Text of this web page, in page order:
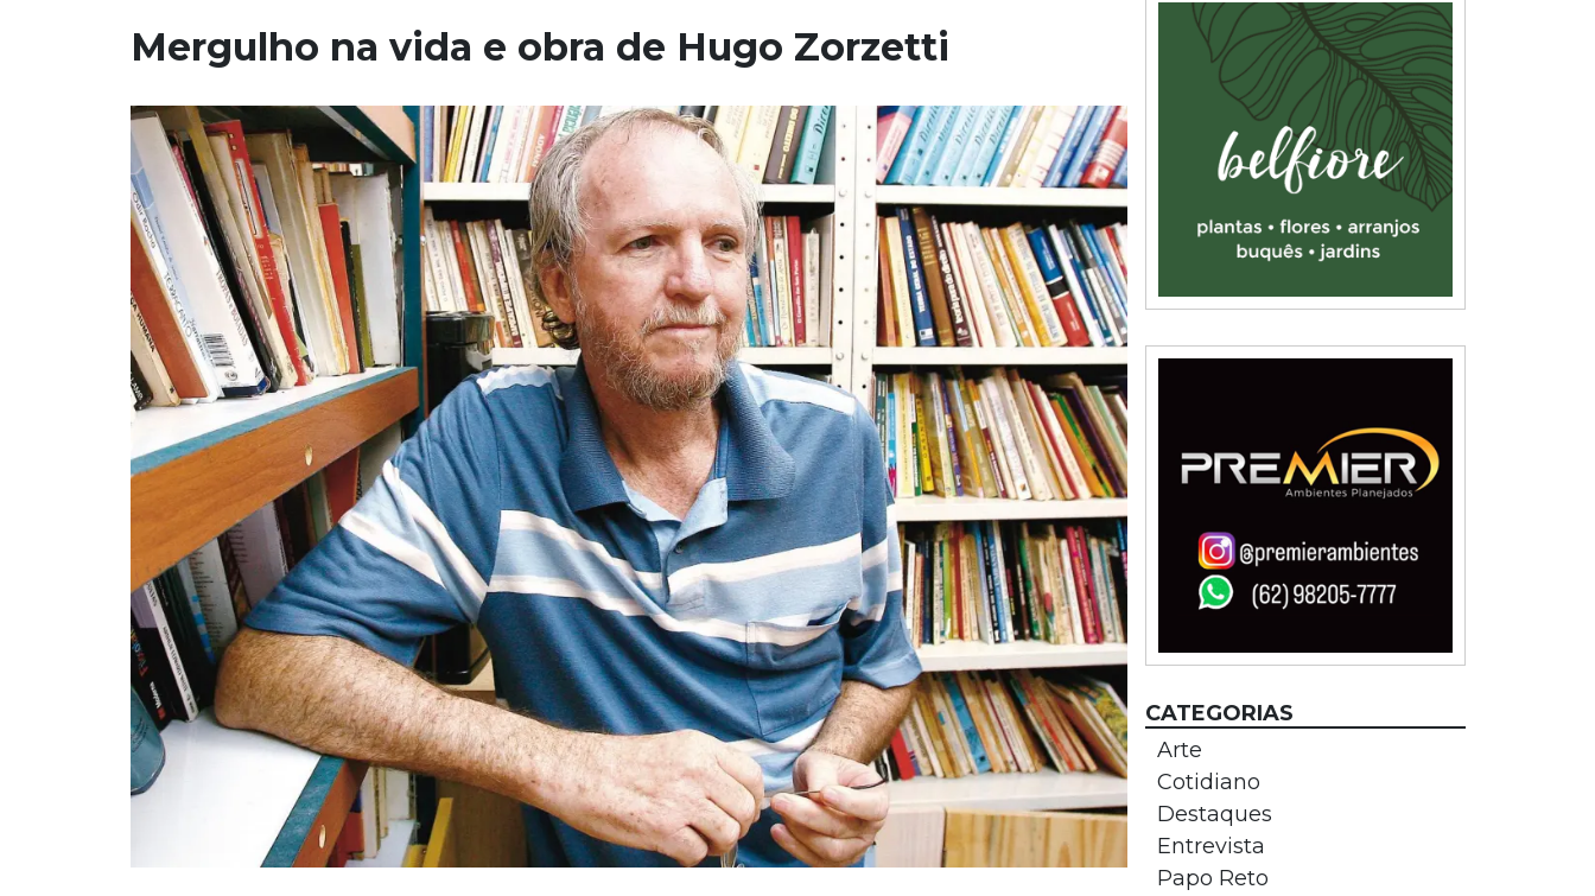
Mergulho na vida e obra de Hugo Zorzetti
CATEGORIAS
Arte
Cotidiano
Destaques
Entrevista
Papo Reto